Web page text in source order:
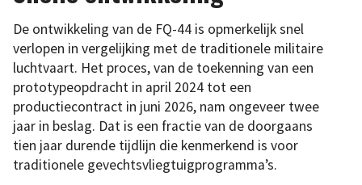
De ontwikkeling van de FQ-44 is opmerkelijk snel
verlopen in vergelijking met de traditionele militaire
luchtvaart. Het proces, van de toekenning van een
prototypeopdracht in april 2024 tot een
productiecontract in juni 2026, nam ongeveer twee
jaar in beslag. Dat is een fractie van de doorgaans
tien jaar durende tijdlijn die kenmerkend is voor
traditionele gevechtsvliegtuigprogramma’s.